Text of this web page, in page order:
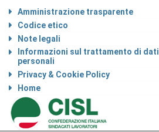
Amministrazione trasparente
Codice etico
Note legali
Informazioni sul trattamento di dati
personali
Privacy & Cookie Policy
Home